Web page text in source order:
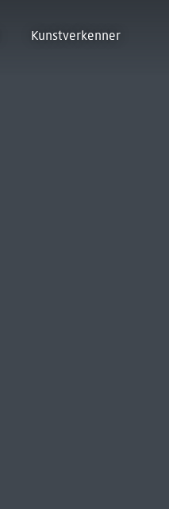
Kunstverkenner